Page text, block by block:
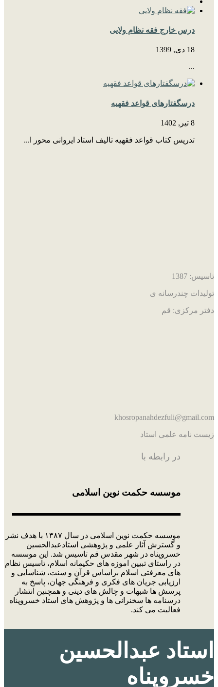
درس خارج فقه نظام ولایی
18 دی, 1399
...
درسگفتارهای قواعد فقهیه
8 تیر, 1402
تدریس کتاب قواعد فقهیه تالیف استاد ایروانی محور ا...
تاسیس: 1387
تولیدات چندرسانه ی
دفتر مرکزی: قم
khosropanahdezfuli@gmail.com
زیست نامه علمی استاد
در رابطه با
موسسه حکمت نوین اسلامی
موسسه حکمت نوین اسلامی در سال ۱۳۸۷ با هدف نشر
و گسترش آثار علمی و پژوهشی استادعبدالحسین
خسروپناه در شهر مقدس قم تاسیس شد. این موسسه
در راستای تبیین اموزه های حکیمانه اسلام، تاسیس نظام
های معرفتی اسلام براساس قرآن و سنت، شناسایی و
ارزیابی جریان های فکری و فرهنگی جهان، پاسخ به
پرسش ها شبهات و چالش های دینی و همچنین انتشار
درسنامه ها سخنرانی ها و پژوهش های استاد خسروپناه
فعالیت می کند.
استاد عبدالحسین
خسروپناه